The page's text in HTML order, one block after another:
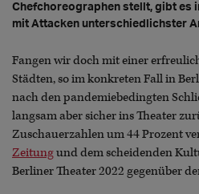
Chefchoreographen stellt, gibt es
mit Attacken unterschiedlichster
Fangen wir doch mit einer
Städten, so im konkreten Fall in
nach den pandemiebedingten
langsam aber sicher ins Theater
Zuschauerzahlen um 44 Prozent
Zeitungund dem scheidenden
Berliner Theater 2022 gegenüber